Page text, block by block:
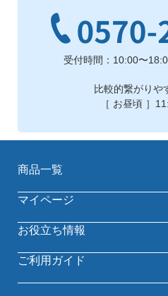
受付時間：10:00〜
比較的繋がりや
［ お昼頃 ］
商品一覧
マイページ
お役立ち情報
ご利用ガイド